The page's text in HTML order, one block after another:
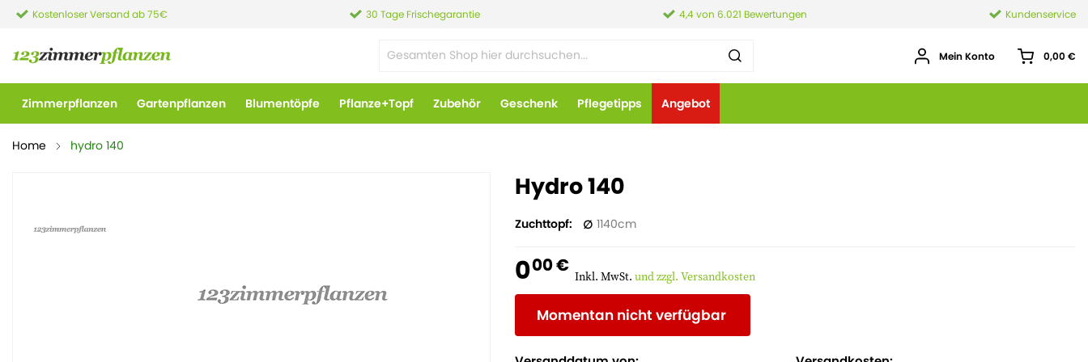
Kostenloser Versand ab 75€ 30 Tage Frischegarantie 4,4 von 6.021 Bewertungen Kundenservice
Mein Konto 0,00 €
Zimmerpflanzen Gartenpflanzen Blumentöpfe Pflanze+Topf Zubehör Geschenk Pflegetipps Angebot
Home hydro 140
Hydro 140
Zuchttopf 1140
000 € Inkl. MwSt.und zzgl. Versandkosten
Momentan nicht verfügbar